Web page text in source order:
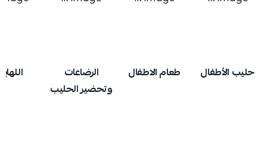
حليب الأطفال طعام الاطفال
الرضاعات
وتحضير الحليب